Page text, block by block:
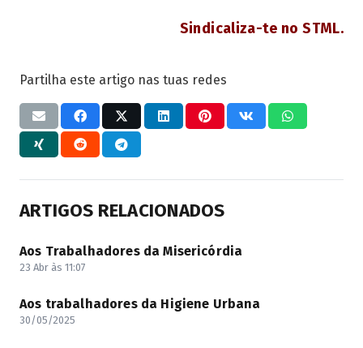
Sindicaliza-te no STML.
Partilha este artigo nas tuas redes
ARTIGOS RELACIONADOS
Aos Trabalhadores da Misericórdia
23 Abr às 11:07
Aos trabalhadores da Higiene Urbana
30/05/2025